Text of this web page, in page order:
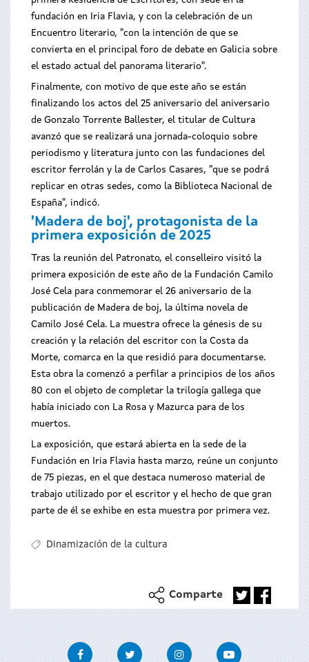
fundación en Iria Flavia, y con la celebración de un
Encuentro literario, "con la intención de que se
convierta en el principal foro de debate en Galicia sobre
el estado actual del panorama literario".
Finalmente, con motivo de que este año se están
finalizando los actos del 25 aniversario del aniversario
de Gonzalo Torrente Ballester, el titular de Cultura
avanzó que se realizará una jornada-coloquio sobre
periodismo y literatura junto con las fundaciones del
escritor ferrolán y la de Carlos Casares, "que se podrá
replicar en otras sedes, como la Biblioteca Nacional de
España", indicó.
'Madera de boj', protagonista de la
primera exposición de 2025
Tras la reunión del Patronato, el conselleiro visitó la
primera exposición de este año de la Fundación Camilo
José Cela para conmemorar el 26 aniversario de la
publicación de Madera de boj, la última novela de
Camilo José Cela. La muestra ofrece la génesis de su
creación y la relación del escritor con la Costa da
Morte, comarca en la que residió para documentarse.
Esta obra la comenzó a perfilar a principios de los años
80 con el objeto de completar la trilogía gallega que
había iniciado con La Rosa y Mazurca para de los
muertos.
La exposición, que estará abierta en la sede de la
Fundación en Iria Flavia hasta marzo, reúne un conjunto
de 75 piezas, en el que destaca numeroso material de
trabajo utilizado por el escritor y el hecho de que gran
parte de él se exhibe en esta muestra por primera vez.
Dinamización de la cultura
Comparte
FacebookTwitter InstagramYoutube